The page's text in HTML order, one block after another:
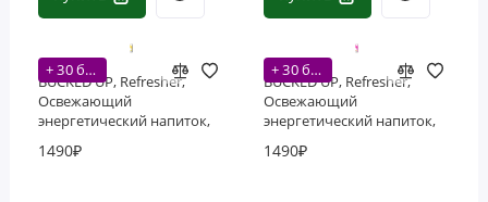
+ 30 бонусов
BUCKED UP, Refresher,
Освежающий
энергетический напиток,
унций)
1490₽
+ 30 бонусов
BUCKED UP, Refresher,
Освежающий
энергетический напиток,
мл (12 унций)
1490₽